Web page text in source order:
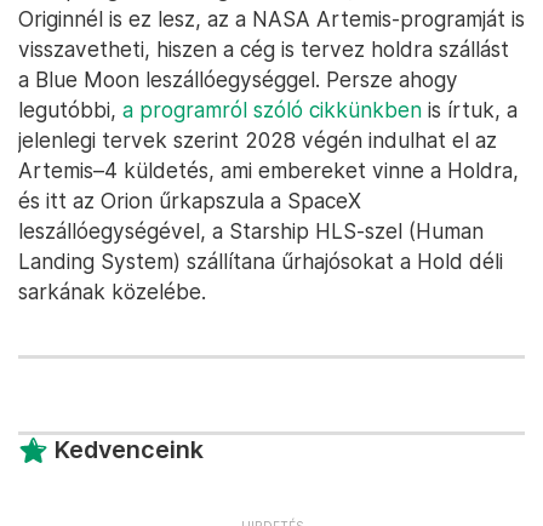
Originnél is ez lesz, az a NASA Artemis-programját is
visszavetheti, hiszen a cég is tervez holdra szállást
a Blue Moon leszállóegységgel. Persze ahogy
legutóbbi, a programról szóló cikkünkben is írtuk, a
jelenlegi tervek szerint 2028 végén indulhat el az
Artemis–4 küldetés, ami embereket vinne a Holdra,
és itt az Orion űrkapszula a SpaceX
leszállóegységével, a Starship HLS-szel (Human
Landing System) szállítana űrhajósokat a Hold déli
sarkának közelébe.
Kedvenceink